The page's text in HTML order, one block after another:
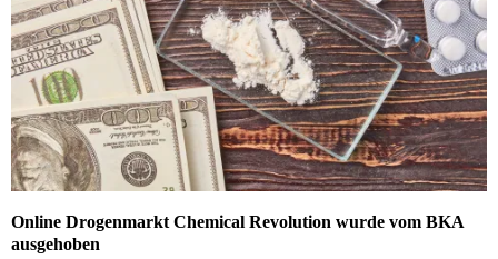
Online Drogenmarkt Chemical Revolution wurde vom BKA
ausgehoben